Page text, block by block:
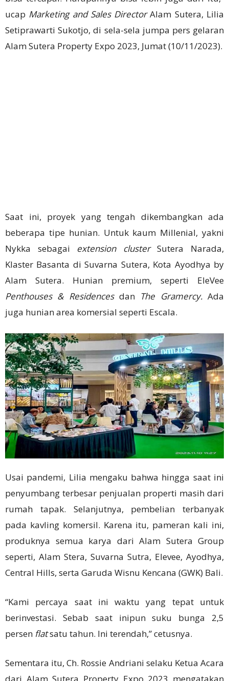
ucap Marketing and Sales DirectorAlam Sutera, Lilia
Setiprawarti Sukotjo, di sela-sela jumpa pers gelaran
Alam Sutera Property Expo 2023, Jumat (10/11/2023).
Saat ini, proyek yang tengah dikembangkan ada
beberapa tipe hunian. Untuk kaum Millenial, yakni
Nykka sebagai extension clusterSutera Narada,
Klaster Basanta di Suvarna Sutera, Kota Ayodhya by
Alam Sutera. Hunian premium, seperti EleVee
Penthouses & Residencesdan The Gramercy.Ada
juga hunian area komersial seperti Escala.
Usai pandemi, Lilia mengaku bahwa hingga saat ini
penyumbang terbesar penjualan properti masih dari
rumah tapak. Selanjutnya, pembelian terbanyak
pada kavling komersil. Karena itu, pameran kali ini,
produknya semua karya dari Alam Sutera Group
seperti, Alam Stera, Suvarna Sutra, Elevee, Ayodhya,
Central Hills, serta Garuda Wisnu Kencana (GWK) Bali.
“Kami percaya saat ini waktu yang tepat untuk
berinvestasi. Sebab saat inipun suku bunga 2,5
persen flatsatu tahun. Ini terendah,” cetusnya.
Sementara itu, Ch. Rossie Andriani selaku Ketua Acara